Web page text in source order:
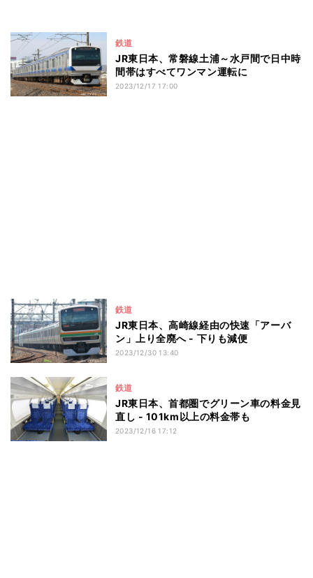
鉄道
JR東日本、常磐線土浦～水戸間で日中時
間帯はすべてワンマン運転に
2023/12/17 17:00
鉄道
JR東日本、高崎線経由の快速「アーバ
ン」上り全廃へ - 下りも減便
2023/12/30 13:40
鉄道
JR東日本、首都圏でグリーン車の料金見
直し - 101km以上の料金帯も
2023/12/16 17:12